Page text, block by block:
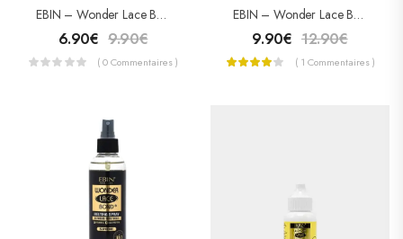
EBIN – Wonder Lace Bond Lace Melt Spray – Vitamine E 80mL
6.90€ 9.90€
( 0 Commentaires )
EBIN – Wonder Lace Bond Lace Melt Spray – Vitamine E 180mL
9.90€ 12.90€
( 1 Commentaires )